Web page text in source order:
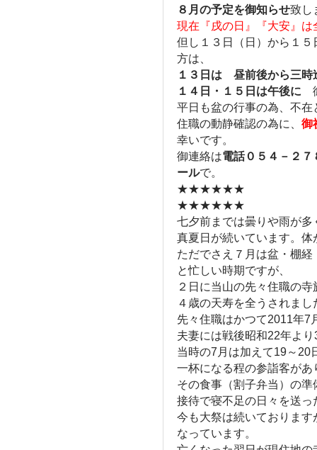
８月の予定を御知らせ致し
現在『戌の日』『大安』は
但し１３日（日）から１
方は、
１３日は 昼前後から三時
１４日・１５日は午後に
平日も盆の行事の為、不
住職の動静確認の為に、 御
幸いです。
御連絡は電話０５４－２
ールで。
★★★★★★
★★★★★★
七夕前までは曇りや雨が
真夏日が続いています。
ただでさえ７月は盆・棚
と忙しい時期ですが、
２日に当山の先々住職の
４歳の天寿を全うされまし
先々住職はかつて2011年7
夫妻には戦後昭和22年よ
当時の7月は加えて19～20
一杯になる程の参詣客があ
その食事（割子弁当）の
接待で寝不足の日々を送
今も大祭は続いておりま
なっています。